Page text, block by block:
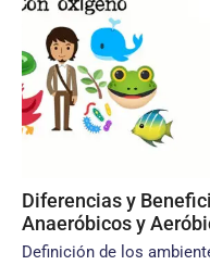
Diferencias y
Anaeróbicos y
Definición de los